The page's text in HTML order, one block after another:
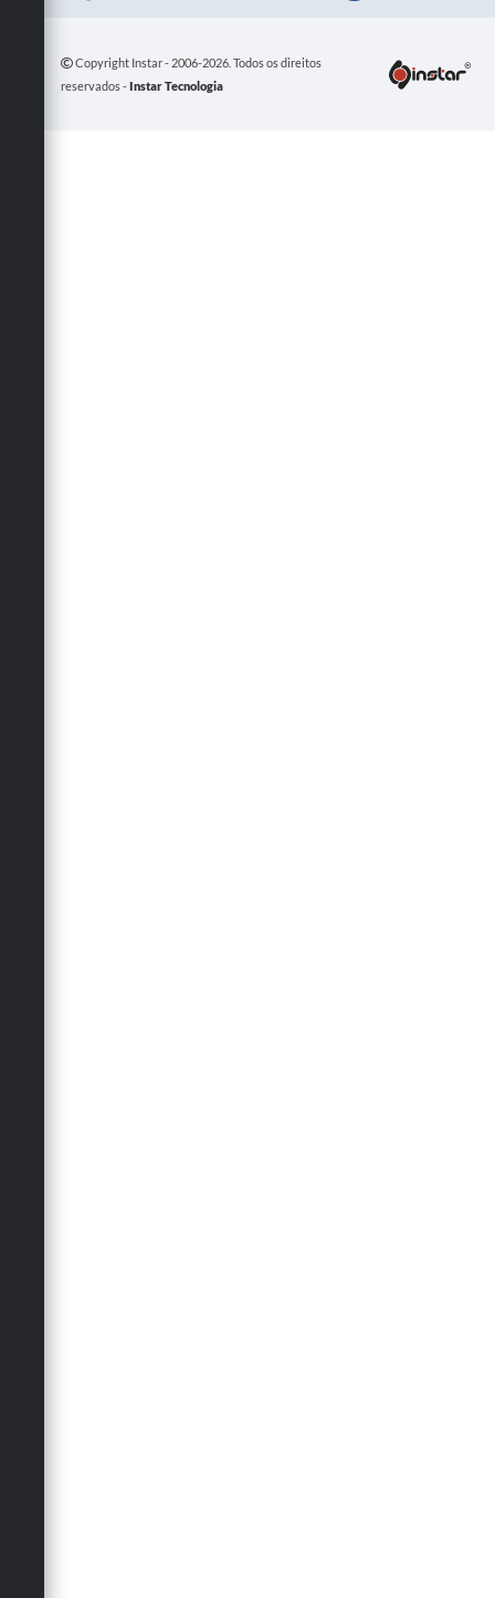
Copyright Instar - 2006-2026. Todos os direitos
reservados -Instar Tecnologia